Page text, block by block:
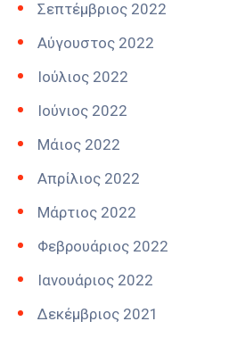
Σεπτέμβριος 2022
Αύγουστος 2022
Ιούλιος 2022
Ιούνιος 2022
Μάιος 2022
Απρίλιος 2022
Μάρτιος 2022
Φεβρουάριος 2022
Ιανουάριος 2022
Δεκέμβριος 2021